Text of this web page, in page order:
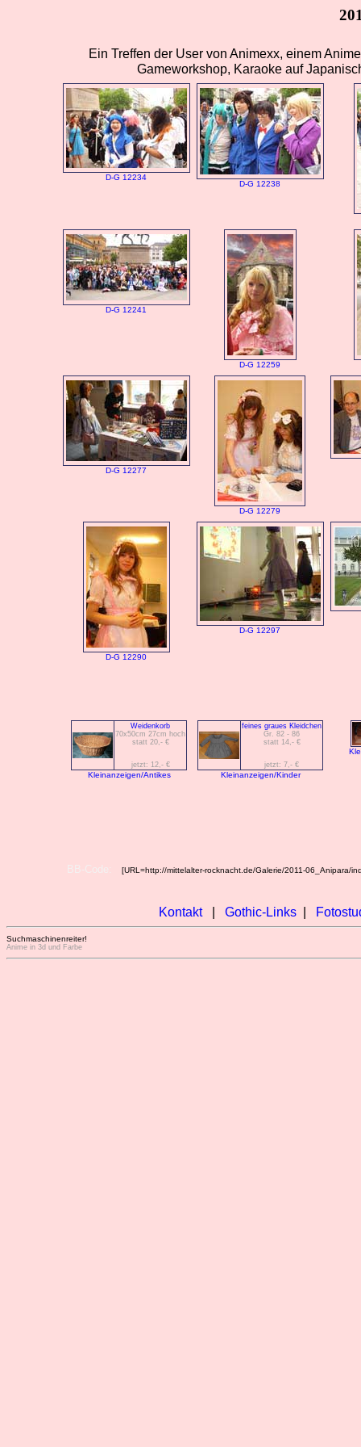
Ein Treffen der User von Animexx, einem
Gameworkshop, Karaoke auf
D-G 12234
D-G 12238
D-G 12241
D-G 12259
D-G 12277
D-G 12279
D-G 12290
D-G 12297
Weidenkorb
70x50cm 27cm hoch
statt 20,- €
jetzt: 12,- €
Kleinanzeigen/Antikes
feines graues Kleidchen
Gr. 82 - 86
statt 14,- €
jetzt: 7,- €
Kleinanzeigen/Kinder
[URL=http://mittelalter-rocknacht.de/Galerie/2011-06_Anipara/
Kontakt| Gothic-Links
Suchmaschinenreiter!
Anime in 3d und Farbe